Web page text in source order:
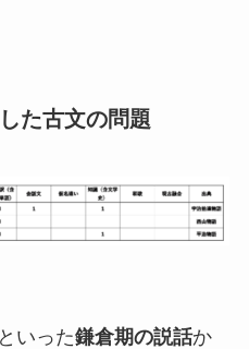
た古文の問題
いった鎌倉期の説話か